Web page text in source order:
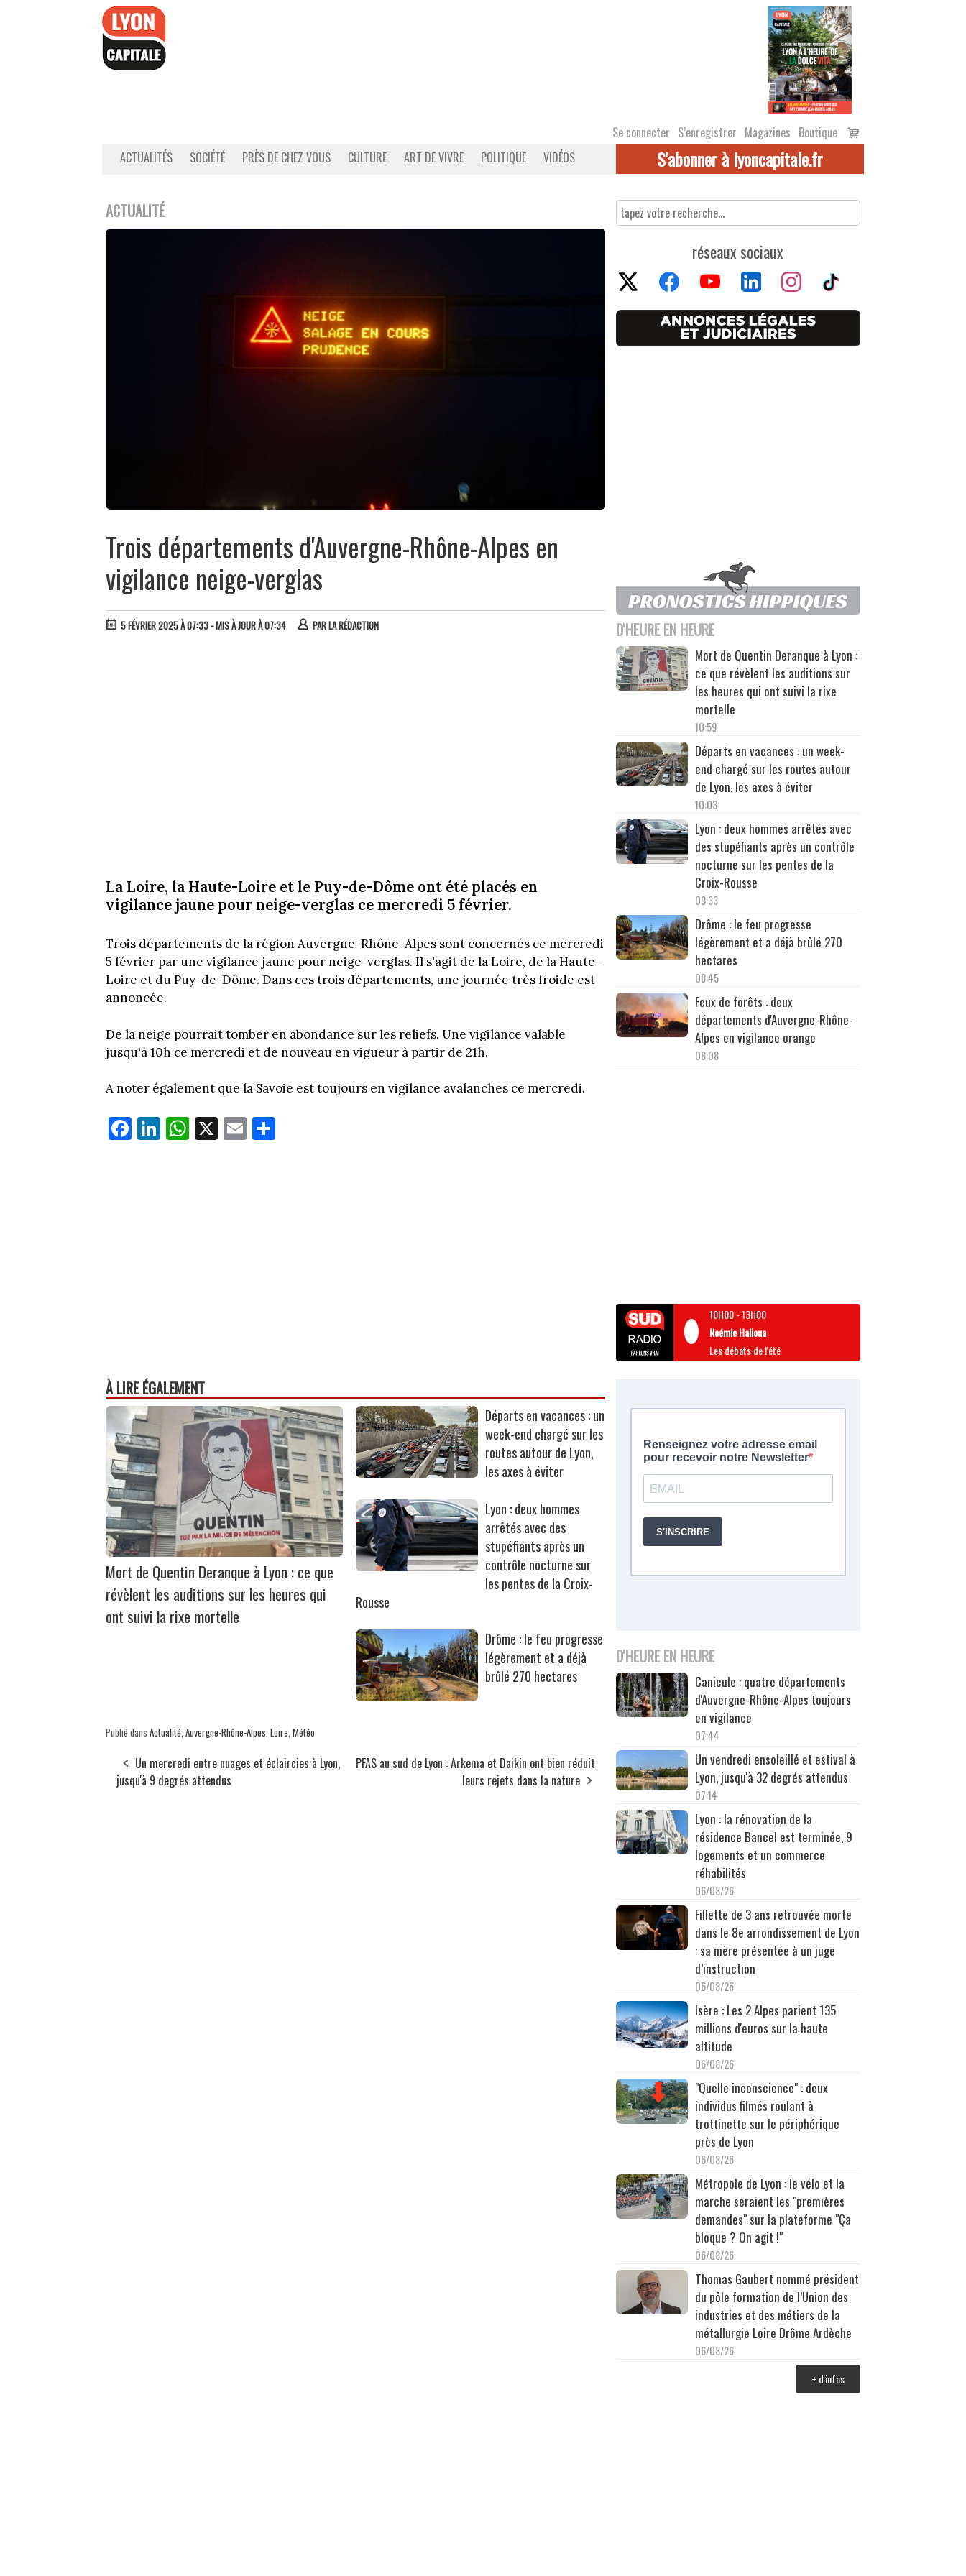
Se connecter S’enregistrer Magazines Boutique
Voir
le
ACTUALITÉS SOCIÉTÉ PRÈS DE CHEZ VOUS CULTURE ART DE VIVRE POLITIQUE VIDÉOS S'abonner à lyoncapitale.fr
ACTUALITÉ
Trois départements d'Auvergne-Rhône-Alpes en
vigilance neige-verglas
5 FÉVRIER 2025 À 07:33 - MIS À JOUR À 07:34 PARLA RÉDACTION
La Loire, la Haute-Loire et le Puy-de-Dôme ont été placés en
vigilance jaune pour neige-verglas ce mercredi 5 février.
Trois départements de la région Auvergne-Rhône-Alpes sont concernés ce mercredi
5 février par une vigilance jaune pour neige-verglas. Il s'agit de la Loire, de la Haute-
Loire et du Puy-de-Dôme. Dans ces trois départements, une journée très froide est
annoncée.
De la neige pourrait tomber en abondance sur les reliefs. Une vigilance valable
jusqu'à 10h ce mercredi et de nouveau en vigueur à partir de 21h.
A noter également que la Savoie est toujours en vigilance avalanches ce mercredi.
Fa
ce
Li
nk
W
ha
X E
m
À LIRE ÉGALEMENT
Mort de Quentin Deranque à Lyon : ce que
révèlent les auditions sur les heures qui
ont suivi la rixe mortelle
Départs en vacances : un
week-end chargé sur les
routes autour de Lyon,
les axes à éviter
Lyon : deux hommes
arrêtés avec des
stupéfiants après un
contrôle nocturne sur
les pentes de la Croix-
Rousse
Drôme : le feu progresse
légèrement et a déjà
brûlé 270 hectares
Publié dans Actualité Auvergne-Rhône-Alpes Loire Météo
Un mercredi entre nuages et éclaircies à Lyon,
jusqu'à 9 degrés attendus
PFAS au sud de Lyon : Arkema et Daikin ont bien réduit
leurs rejets dans la nature
réseaux sociaux
D'HEURE EN HEURE
Mort de Quentin Deranque à Lyon :
ce que révèlent les auditions sur
les heures qui ont suivi la rixe
mortelle
10:59
Départs en vacances : un week-
end chargé sur les routes autour
de Lyon, les axes à éviter
10:03
Lyon : deux hommes arrêtés avec
des stupéfiants après un contrôle
nocturne sur les pentes de la
Croix-Rousse
09:33
Drôme : le feu progresse
légèrement et a déjà brûlé 270
hectares
08:45
Feux de forêts : deux
départements d'Auvergne-Rhône-
Alpes en vigilance orange
08:08
10H00-13H00
Noémie Halioua
Les débats de l'été
D'HEURE EN HEURE
Canicule : quatre départements
d'Auvergne-Rhône-Alpes toujours
en vigilance
07:44
Un vendredi ensoleillé et estival à
Lyon, jusqu'à 32 degrés attendus
07:14
Lyon : la rénovation de la
résidence Bancel est terminée, 9
logements et un commerce
réhabilités
06/08/26
Fillette de 3 ans retrouvée morte
dans le 8e arrondissement de Lyon
: sa mère présentée à un juge
d’instruction
06/08/26
Isère : Les 2 Alpes parient 135
millions d'euros sur la haute
altitude
06/08/26
"Quelle inconscience" : deux
individus filmés roulant à
trottinette sur le périphérique
près de Lyon
06/08/26
Métropole de Lyon : le vélo et la
marche seraient les "premières
demandes" sur la plateforme "Ça
bloque ? On agit !"
06/08/26
Thomas Gaubert nommé président
du pôle formation de l’Union des
industries et des métiers de la
métallurgie Loire Drôme Ardèche
06/08/26
+ d'infos